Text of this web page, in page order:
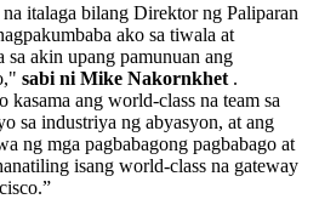
italaga bilang Direktor ng Paliparan
ako sa tiwala at
akin upang pamunuan ang
sabi ni Mike Nakornkhet .
kasama ang world-class na team sa
sa industriya ng abyasyon, at ang
ng mga pagbabagong pagbabago at
isang world-class na gateway